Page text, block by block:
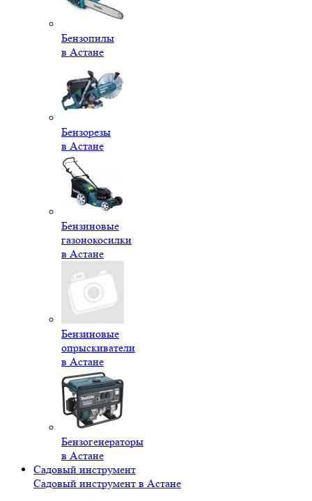
Бензопилы
в Астане
Бензорезы
в Астане
Бензиновые
газонокосилки
в Астане
Бензиновые
опрыскиватели
в Астане
Бензогенераторы
в Астане
Садовый инструмент
Садовый инструмент в Астане